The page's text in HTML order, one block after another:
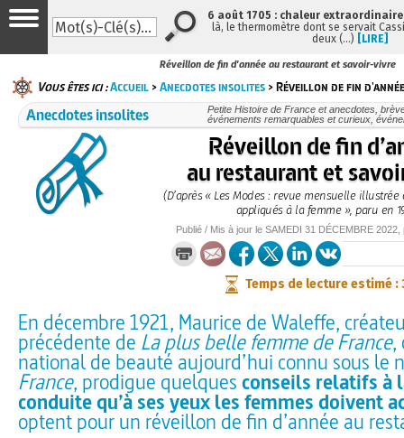
Réveillon de fin d'année au restaurant et savoir-vivre
Vous êtes ici :Accueil >Anecdotes insolites > Réveillon de fin
Anecdotes insolites
Petite Histoire de France et anecdotes,
événements remarquables et curieux,
Réveillon de fin
au restaurant et
(D’après « Les Modes : revue mensuelle illustrée
appliqués à la femme », paru en
Publié / Mis à jour le SAMEDI 31 DÉCEMBRE 2022,
Temps de lecture estimé :
En décembre 1921, Maurice de Waleffe,
précédente de La plus belle femme de France,
national de beauté aujourd’hui connu sous le
France, prodigue quelquesconseils relatifs à
conduite qu’à ses yeux les femmes doivent
optent pour un réveillon de fin d’année au
6 août 1705 : chaleur
là, le thermomètre dont se servait
deux (…) [LIRE]